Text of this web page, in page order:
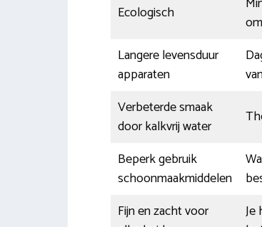
Ecologisch
Langere levensduur
apparaten
Verbeterde smaak
door kalkvrij water
Beperk gebruik
schoonmaakmiddelen
Fijn en zacht voor
Je